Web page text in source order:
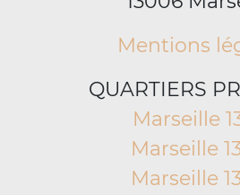
Mentions
QUARTIERS
Marseille
Marseille
Marseille